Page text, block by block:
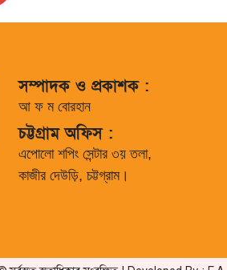
সম্পাদক ও প্রকাশক :
আ ফ ম বোরহান
চট্টগ্রাম অফিস :
এপোলো শপিং সেন্টার ৩য় তলা,
কাজীর দেউড়ি, চট্টগ্রাম।